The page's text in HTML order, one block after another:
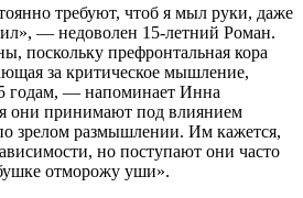
требуют, чтоб я мыл руки, даже
— недоволен 15-летний Роман.
поскольку префронтальная кора
за критическое мышление,
годам, — напоминает Инна
принимают под влиянием
зрелом размышлении. Им кажется,
но поступают они часто
отморожу уши».